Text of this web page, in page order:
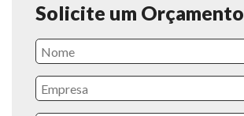
Solicite um Orçamento